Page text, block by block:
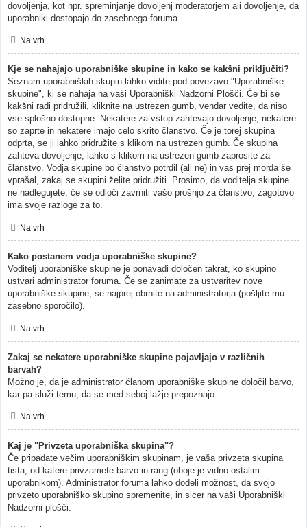
dovoljenja, kot npr. spreminjanje dovoljenj moderatorjem ali dovoljenje, da
uporabniki dostopajo do zasebnega foruma.
Na vrh
Kje se nahajajo uporabniške skupine in kako se kakšni priključiti?
Seznam uporabniških skupin lahko vidite pod povezavo "Uporabniške
skupine", ki se nahaja na vaši Uporabniški Nadzorni Plošči. Če bi se
kakšni radi pridružili, kliknite na ustrezen gumb, vendar vedite, da niso
vse splošno dostopne. Nekatere za vstop zahtevajo dovoljenje, nekatere
so zaprte in nekatere imajo celo skrito članstvo. Če je torej skupina
odprta, se ji lahko pridružite s klikom na ustrezen gumb. Če skupina
zahteva dovoljenje, lahko s klikom na ustrezen gumb zaprosite za
članstvo. Vodja skupine bo članstvo potrdil (ali ne) in vas prej morda še
vprašal, zakaj se skupini želite pridružiti. Prosimo, da voditelja skupine
ne nadlegujete, če se odloči zavrniti vašo prošnjo za članstvo; zagotovo
ima svoje razloge za to.
Na vrh
Kako postanem vodja uporabniške skupine?
Voditelj uporabniške skupine je ponavadi določen takrat, ko skupino
ustvari administrator foruma. Če se zanimate za ustvaritev nove
uporabniške skupine, se najprej obrnite na administratorja (pošljite mu
zasebno sporočilo).
Na vrh
Zakaj se nekatere uporabniške skupine pojavljajo v različnih
barvah?
Možno je, da je administrator članom uporabniške skupine določil barvo,
kar pa služi temu, da se med seboj lažje prepoznajo.
Na vrh
Kaj je "Privzeta uporabniška skupina"?
Če pripadate večim uporabniškim skupinam, je vaša privzeta skupina
tista, od katere privzamete barvo in rang (oboje je vidno ostalim
uporabnikom). Administrator foruma lahko dodeli možnost, da svojo
privzeto uporabniško skupino spremenite, in sicer na vaši Uporabniški
Nadzorni plošči.